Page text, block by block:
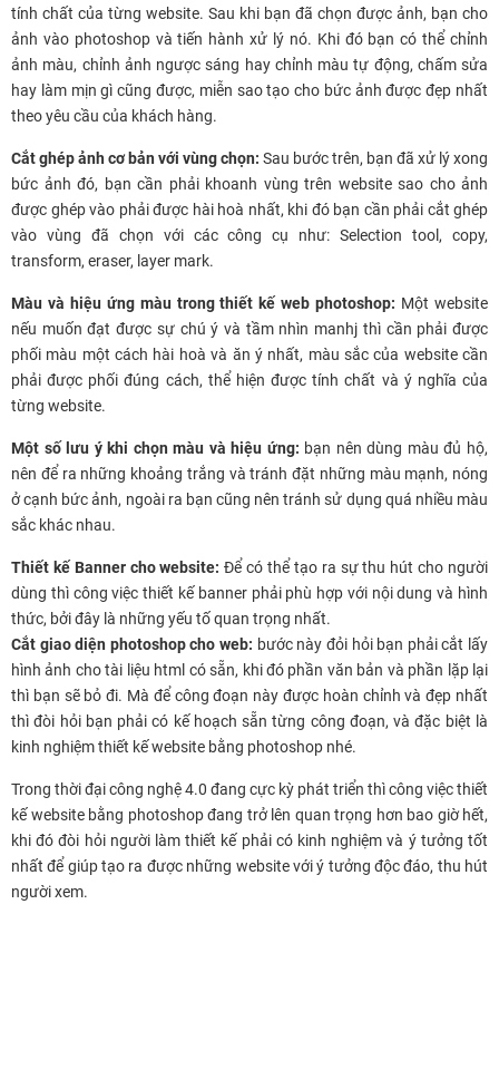
tính chất của từng website. Sau khi bạn đã chọn được ảnh, bạn cho
ảnh vào photoshop và tiến hành xử lý nó. Khi đó bạn có thể chỉnh
ảnh màu, chỉnh ảnh ngược sáng hay chỉnh màu tự động, chấm sửa
hay làm mịn gì cũng được, miễn sao tạo cho bức ảnh được đẹp nhất
theo yêu cầu của khách hàng.
Cắt ghép ảnh cơ bản với vùng chọn: Sau bước trên, bạn đã xử lý xong
bức ảnh đó, bạn cần phải khoanh vùng trên website sao cho ảnh
được ghép vào phải được hài hoà nhất, khi đó bạn cần phải cắt ghép
vào vùng đã chọn với các công cụ như: Selection tool, copy,
transform, eraser, layer mark.
Màu và hiệu ứng màu trong thiết kế web photoshop: Một website
nếu muốn đạt được sự chú ý và tầm nhìn manhj thì cần phải được
phối màu một cách hài hoà và ăn ý nhất, màu sắc của website cần
phải được phối đúng cách, thể hiện được tính chất và ý nghĩa của
từng website.
Một số lưu ý khi chọn màu và hiệu ứng: bạn nên dùng màu đủ hộ,
nên để ra những khoảng trắng và tránh đặt những màu mạnh, nóng
ở cạnh bức ảnh, ngoài ra bạn cũng nên tránh sử dụng quá nhiều màu
sắc khác nhau.
Thiết kế Banner cho website: Để có thể tạo ra sự thu hút cho người
dùng thì công việc thiết kế banner phải phù hợp với nội dung và hình
thức, bởi đây là những yếu tố quan trọng nhất.
Cắt giao diện photoshop cho web: bước này đỏi hỏi bạn phải cắt lấy
hình ảnh cho tài liệu html có sẵn, khi đó phần văn bản và phần lặp lại
thì bạn sẽ bỏ đi. Mà để công đoạn này được hoàn chỉnh và đẹp nhất
thì đòi hỏi bạn phải có kế hoạch sẵn từng công đoạn, và đặc biệt là
kinh nghiệm thiết kế website bằng photoshop nhé.
Trong thời đại công nghệ 4.0 đang cực kỳ phát triển thì công việc thiết
kế website bằng photoshop đang trở lên quan trọng hơn bao giờ hết,
khi đó đòi hỏi người làm thiết kế phải có kinh nghiệm và ý tưởng tốt
nhất để giúp tạo ra được những website với ý tưởng độc đáo, thu hút
người xem.